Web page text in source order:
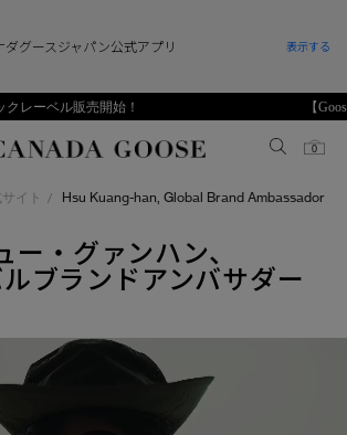
Vol.19～ 標高が変われば、見える世界も変わる
0
グース
サダー
リングコレクション
ンズ TOP
セラー
コレクション
TOP
セラー
コレクション
TOP
ズ（2‐7歳)
（6＋歳)GOOSE Generationsは、アウター
イト / Hsu Kuang-han, Global Brand Ambassador
ー・グァンハン、
ブランドアンバサダー
ダグースジャパン公式アプリ 表示する